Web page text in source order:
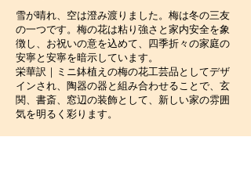
雪が晴れ、空は澄み渡りました。梅は冬の三友
の一つです。梅の花は粘り強さと家内安全を象
徴し、お祝いの意を込めて、四季折々の家庭の
安寧と安寧を暗示しています。
栄華訳｜ミニ鉢植えの梅の花工芸品としてデザ
インされ、陶器の器と組み合わせることで、玄
関、書斎、窓辺の装飾として、新しい家の雰囲
気を明るく彩ります。